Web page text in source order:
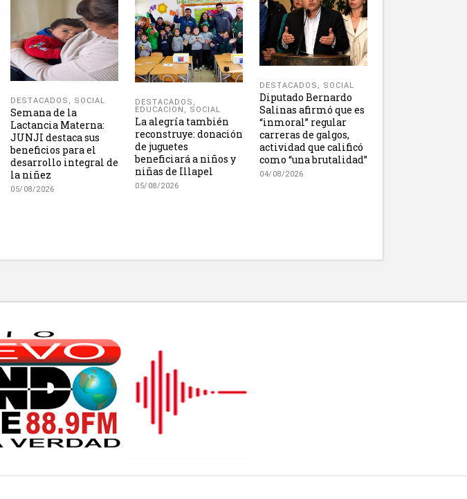
DESTACADOS , SOCIAL
Semana de la
Lactancia Materna:
JUNJI destaca sus
beneficios para el
desarrollo integral de
la niñez
05/08/2026
DESTACADOS ,
EDUCACION , SOCIAL
La alegría también
reconstruye: donación
de juguetes
beneficiará a niños y
niñas de Illapel
05/08/2026
DESTACADOS , SOCIAL
Diputado Bernardo
Salinas afirmó que es
“inmoral” regular
carreras de galgos,
actividad que calificó
como “una brutalidad”
04/08/2026